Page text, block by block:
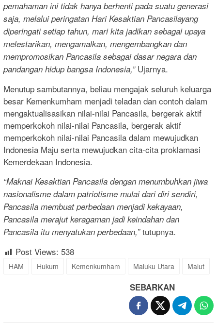
pemahaman ini tidak hanya berhenti pada suatu generasi
saja, melalui peringatan Hari Kesaktian Pancasilayang
diperingati setiap tahun, mari kita jadikan sebagai upaya
melestarikan, mengamalkan, mengembangkan dan
mempromosikan Pancasila sebagai dasar negara dan
pandangan hidup bangsa Indonesia,”Ujarnya.
Menutup sambutannya, beliau mengajak seluruh keluarga
besar Kemenkumham menjadi teladan dan contoh dalam
mengaktualisasikan nilai-nilai Pancasila, bergerak aktif
memperkokoh nilai-nilai Pancasila, bergerak aktif
memperkokoh nilai-nilai Pancasila dalam mewujudkan
Indonesia Maju serta mewujudkan cita-cita proklamasi
Kemerdekaan Indonesia.
“Maknai Kesaktian Pancasila dengan menumbuhkan jiwa
nasionalisme dalam patriotisme mulai dari diri sendiri,
Pancasila membuat perbedaan menjadi kekayaan,
Pancasila merajut keragaman jadi keindahan dan
Pancasila itu menyatukan perbedaan,”tutupnya.
Post Views: 538
HAM Hukum Kemenkumham Maluku Utara Malut
SEBARKAN